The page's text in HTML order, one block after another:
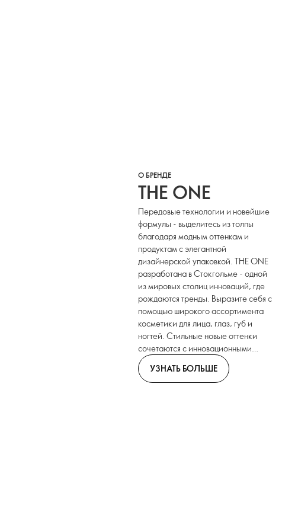
О БРЕНДЕ
THE ONE
Передовые технологии и новейшие
формулы - выделитесь из толпы
благодаря модным оттенкам и
продуктам с элегантной
дизайнерской упаковкой. THE ONE
разработана в Стокгольме - одной
из мировых столиц инноваций, где
рождаются тренды. Выразите себя с
помощью широкого ассортимента
косметики для лица, глаз, губ и
ногтей. Стильные новые оттенки
сочетаются с инновационными
форматами.
УЗНАТЬ БОЛЬШЕ